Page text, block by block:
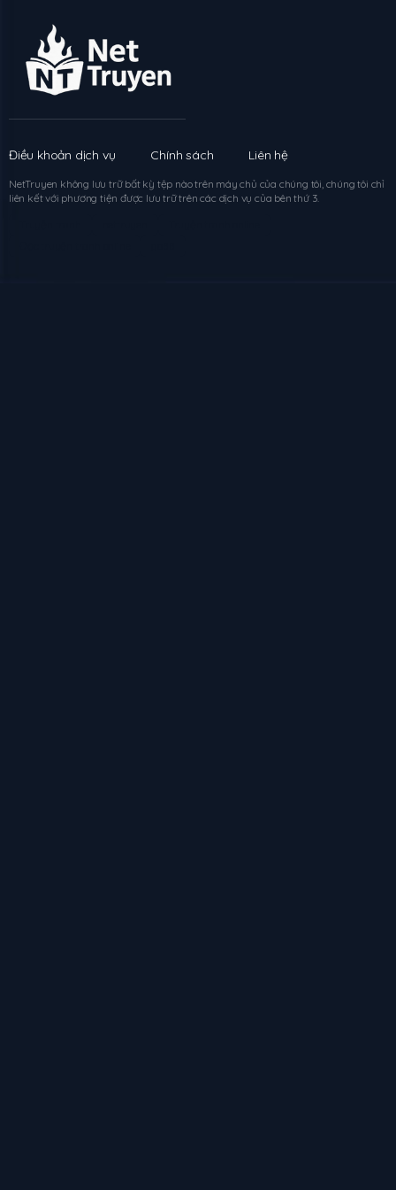
Chapter9
Chapter 8
Chapter 6 272 ngày trước
Điều khoản dịch vụ Chính sách Liên hệ
NetTruyen không lưu trữ bất kỳ tệp nào trên máy chủ của chúng tôi, chúng tôi chỉ
liên kết với phương tiện được lưu trữ trên các dịch vụ của bên thứ 3.